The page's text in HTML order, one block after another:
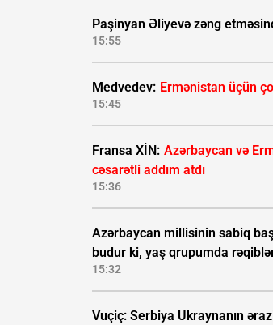
Paşinyan Əliyevə zəng
15:55
Medvedev: Ermənistan üçün
15:45
Fransa XİN: Azərbaycan və
cəsarətli addım atdı
15:36
Azərbaycan millisinin sabiq
budur ki, yaş qrupumda
15:32
Vuçiç: Serbiya Ukraynanın